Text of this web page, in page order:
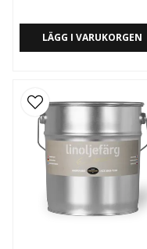
LÄGG I VARUKORGEN